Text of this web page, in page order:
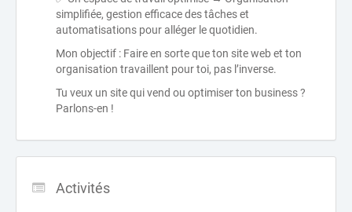
simplifiée, gestion efficace des tâches et
automatisations pour alléger le quotidien.
Mon objectif : Faire en sorte que ton site web et ton
organisation travaillent pour toi, pas l’inverse.
Tu veux un site qui vend ou optimiser ton business ?
Parlons-en !
Activités